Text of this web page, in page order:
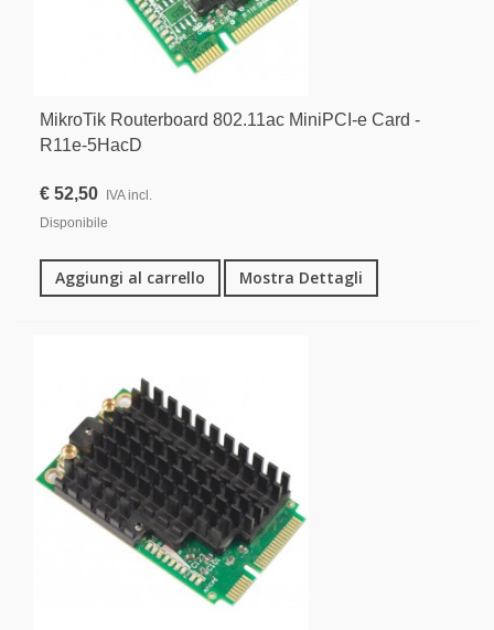
MikroTik Routerboard 802.11ac MiniPCI-e Card -
R11e-5HacD
€ 52,50
IVA incl.
Disponibile
Aggiungi al carrello Mostra Dettagli